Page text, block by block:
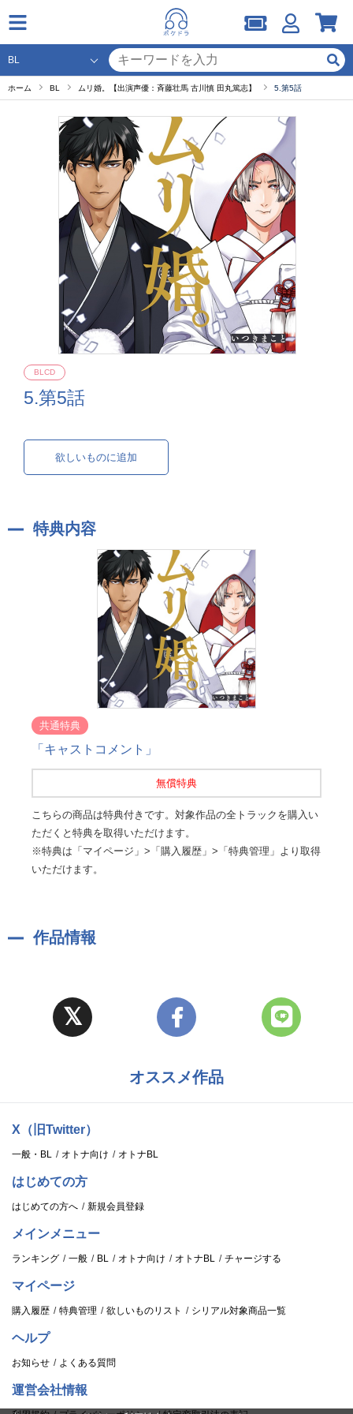
ホーム BL ムリ婚。【出演声優：斉藤壮馬 古川慎 田丸篤志】 5.第5話
5.第5話
BLCD
欲しいものに追加
特典内容
共通特典
「キャストコメント」
無償特典
こちらの商品は特典付きです。対象作品の全トラックを購入い
ただくと特典を取得いただけます。
※特典は「マイページ」>「購入履歴」>「特典管理」より取得
いただけます。
作品情報
オススメ作品
X（旧Twitter）
一般・BL オトナ向け オトナBL
はじめての方
はじめての方へ 新規会員登録
メインメニュー
ランキング 一般 BL オトナ向け オトナBL チャージする
マイページ
購入履歴 特典管理 欲しいものリスト シリアル対象商品一覧
ヘルプ
お知らせ よくある質問
運営会社情報